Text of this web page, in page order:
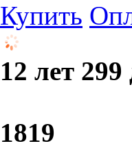
Купить
12 лет 299
1819